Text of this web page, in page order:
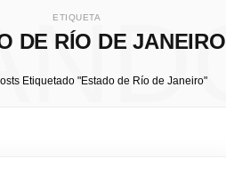
ETIQUETA
DE RÍO DE JANEIRO
Etiquetado "Estado de Río de Janeiro"